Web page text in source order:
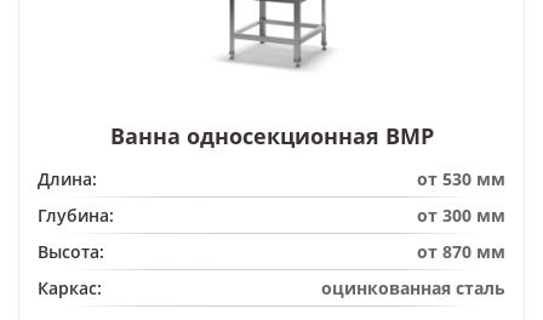
Ванна односекционная ВМР
Длина:
от 530 мм
Глубина:
от 300 мм
Высота:
от 870 мм
Каркас:
оцинкованная сталь